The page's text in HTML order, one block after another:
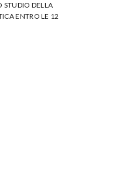
STUDIO DELLA
ENTRO LE 12